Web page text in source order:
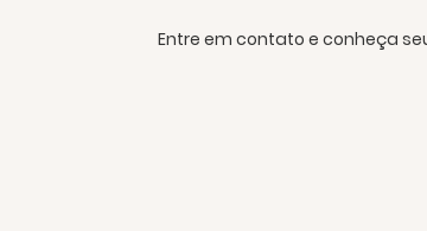
Entre em contato e conheça